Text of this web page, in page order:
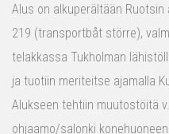
Alus on alkuperältään Ruotsin
219 (transportbåt större),
telakkassa Tukholman
ja tuotiin meriteitse ajamalla
Alukseen tehtiin muutostöitä
ohjaamo/salonki